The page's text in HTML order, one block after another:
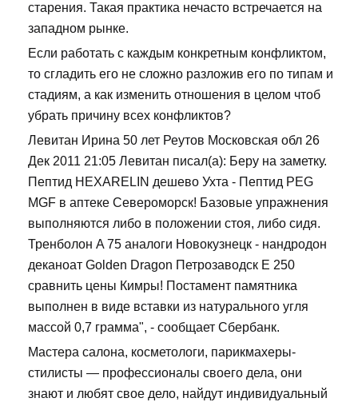
старения. Такая практика нечасто встречается на
западном рынке.
Если работать с каждым конкретным конфликтом,
то сгладить его не сложно разложив его по типам и
стадиям, а как изменить отношения в целом чтоб
убрать причину всех конфликтов?
Левитан Ирина 50 лет Реутов Московская обл 26
Дек 2011 21:05 Левитан писал(а): Беру на заметку.
Пептид HEXARELIN дешево Ухта - Пептид PEG
MGF в аптеке Североморск! Базовые упражнения
выполняются либо в положении стоя, либо сидя.
Тренболон A 75 аналоги Новокузнецк - нандродон
деканоат Golden Dragon Петрозаводск E 250
сравнить цены Кимры! Постамент памятника
выполнен в виде вставки из натурального угля
массой 0,7 грамма", - сообщает Сбербанк.
Мастера салона, косметологи, парикмахеры-
стилисты — профессионалы своего дела, они
знают и любят свое дело, найдут индивидуальный